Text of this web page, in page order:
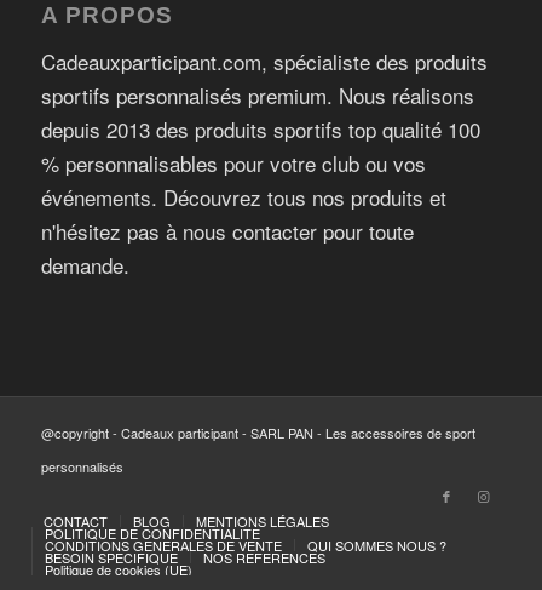
A PROPOS
Cadeauxparticipant.com, spécialiste des produits
sportifs personnalisés premium. Nous réalisons
depuis 2013 des produits sportifs top qualité 100
% personnalisables pour votre club ou vos
événements. Découvrez tous nos produits et
n'hésitez pas à nous contacter pour toute
demande.
@copyright - Cadeaux participant - SARL PAN - Les accessoires de sport
personnalisés
CONTACT BLOG MENTIONS LÉGALES
POLITIQUE DE CONFIDENTIALITE
CONDITIONS GENERALES DE VENTE QUI SOMMES NOUS ?
BESOIN SPECIFIQUE NOS REFERENCES
Politique de cookies (UE)